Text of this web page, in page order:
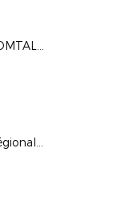
5ème tour : SURY LE COMTAL / PIERRELATTE
FC du Chéran : remise régionale des Labels 2025